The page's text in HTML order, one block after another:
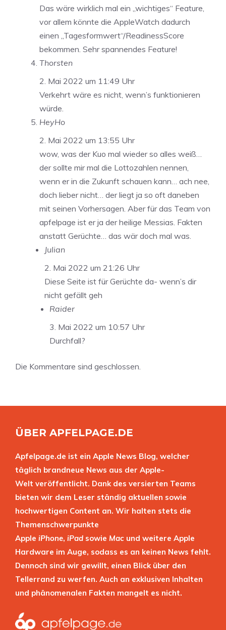
Das wäre wirklich mal ein „wichtiges“ Feature,
vor allem könnte die AppleWatch dadurch
einen „Tagesformwert“/ReadinessScore
bekommen. Sehr spannendes Feature!
Thorsten
2. Mai 2022 um 11:49 Uhr
Verkehrt wäre es nicht, wenn’s funktionieren
würde.
HeyHo
2. Mai 2022 um 13:55 Uhr
wow, was der Kuo mal wieder so alles weiß…
der sollte mir mal die Lottozahlen nennen,
wenn er in die Zukunft schauen kann… ach nee,
doch lieber nicht… der liegt ja so oft daneben
mit seinen Vorhersagen. Aber für das Team von
apfelpage ist er ja der heilige Messias. Fakten
anstatt Gerüchte… das wär doch mal was.
Julian
2. Mai 2022 um 21:26 Uhr
Diese Seite ist für Gerüchte da- wenn’s dir
nicht gefällt geh
Raider
3. Mai 2022 um 10:57 Uhr
Durchfall?
Die Kommentare sind geschlossen.
ÜBER APFELPAGE.DE
Apfelpage.de ist ein Apple News Blog, welcher
täglich brandneue News aus der Apple-
Welt veröffentlicht. Dank des versierten Teams
bieten wir dem Leser ständig aktuellen sowie
hochwertigen Content an. Wir halten stets die
Themenschwerpunkte
Apple iPhone, iPad sowie Mac und weitere Apple
Hardware im Auge, sodass es an keinen News fehlt.
Dennoch sind wir gewillt, einen Blick über den
Tellerrand zu werfen. Auch an exklusiven Inhalten
und phänomenalen Fakten mangelt es nicht.